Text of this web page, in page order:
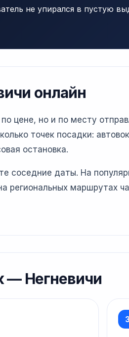
не упирался в пустую
онлайн
цене, но и по месту
точек посадки:
остановка.
соседние даты. На
региональных маршрутах
— Негневичи